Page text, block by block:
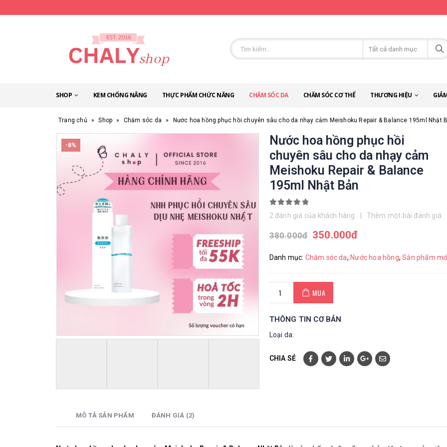
SHOP KEM CHỐNG NẮNG THỰC PHẨM CHỨC NĂNG CHĂM SÓC DA CHĂM SÓC CƠ THỂ THƯƠNG HIỆU
Trang chủ » Shop » Chăm sóc da » Nước hoa hồng phục hồi chuyên sâu cho da nhạy cảm Meishoku Repair & Balance 195ml Nhật
-8%
Nước hoa hồng phục hồi
chuyên sâu cho da nhạy cảm
Meishoku Repair & Balance
195ml Nhật Bản
5.00 out of 5
2 đánh giá của khách hàng Thêm một bài đánh giá
380.000đ 350.000đ
Danh mục: Chăm sóc da, Nước hoa hồng,Sản phẩm
MUA
THÔNG TIN CƠ BẢN
Loại da:
CHIA SẺ
MÔ TẢ SẢN PHẨM ĐÁNH GIÁ (2)